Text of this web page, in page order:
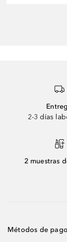
2-3 días
2 muestras
Métodos de pago